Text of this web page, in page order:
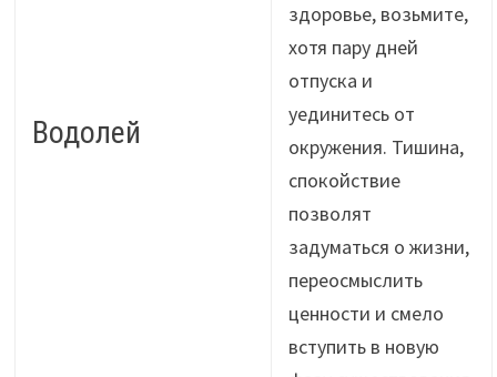
Водолей
здоровье, возьмите,
хотя пару дней
отпуска и
уединитесь от
окружения. Тишина,
спокойствие
позволят
задуматься о жизни,
переосмыслить
ценности и смело
вступить в новую